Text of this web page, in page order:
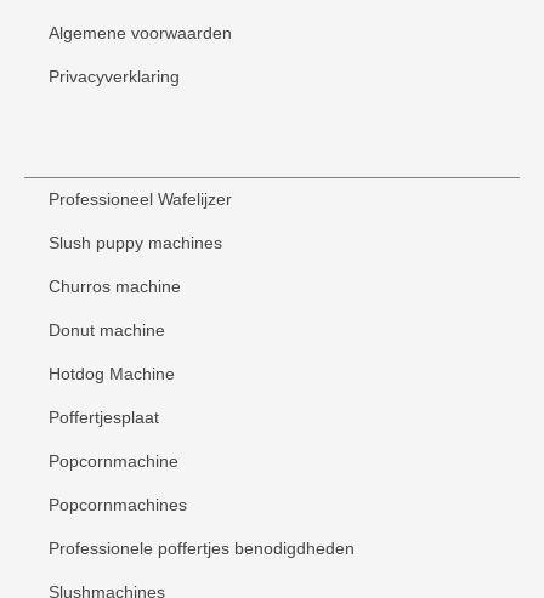
Algemene voorwaarden
Privacyverklaring
Professioneel Wafelijzer
Slush puppy machines
Churros machine
Donut machine
Hotdog Machine
Poffertjesplaat
Popcornmachine
Popcornmachines
Professionele poffertjes benodigdheden
Slushmachines